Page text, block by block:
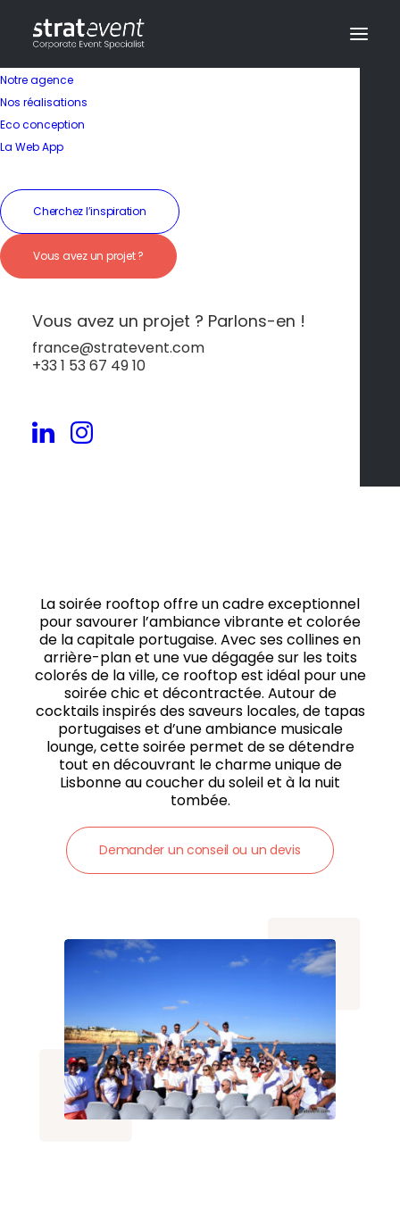
Notre agence
Nos réalisations
Eco conception
La Web App
Cherchez l’inspiration
Vous avez un projet ?
Vous avez un projet ? Parlons-en !
france@stratevent.com
+33 1 53 67 49 10
Soirée Rooftop – Vue
Panoramique sur les
Collines
La soirée rooftop offre un cadre exceptionnel
pour savourer l’ambiance vibrante et colorée
de la capitale portugaise. Avec ses collines en
arrière-plan et une vue dégagée sur les toits
colorés de la ville, ce rooftop est idéal pour une
soirée chic et décontractée. Autour de
cocktails inspirés des saveurs locales, de tapas
portugaises et d’une ambiance musicale
lounge, cette soirée permet de se détendre
tout en découvrant le charme unique de
Lisbonne au coucher du soleil et à la nuit
tombée.
Demander un conseil ou un devis